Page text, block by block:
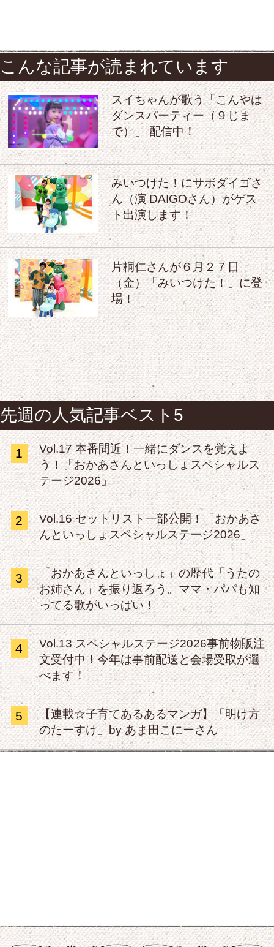
こんな記事が読まれています
スイちゃんが歌う「こんやは
ダンスパーティー（９じま
で）」 配信中！
みいつけた！にサボダイゴさ
ん（演 DAIGOさん）がゲス
ト出演します！
片桐仁さんが６月２７日
（金）「みいつけた！」に登
場！
先週の人気記事ベスト5
1
Vol.17 本番間近！一緒にダンスを覚えよ
う！「おかあさんといっしょスペシャルス
テージ2026」
2
Vol.16 セットリスト一部公開！「おかあさ
んといっしょスペシャルステージ2026」
3
「おかあさんといっしょ」の歴代「うたの
お姉さん」を振り返ろう。ママ・パパも知
ってる歌がいっぱい！
4
Vol.13 スペシャルステージ2026事前物販注
文受付中！今年は事前配送と会場受取が選
べます！
5
【連載☆子育てあるあるマンガ】「明け方
のたーすけ」by あま田こにーさん